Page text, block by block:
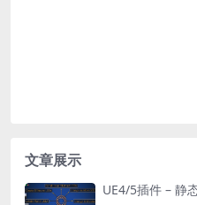
文章展示
UE4/5插件 – 静